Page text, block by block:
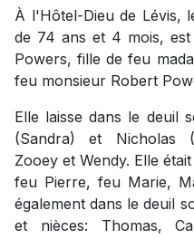
À l'Hôtel-Dieu de Lévis,
de 74 ans et 4 mois, est
Powers, fille de feu
feu monsieur Robert
Elle laisse dans le deuil
(Sandra) et Nicholas
Zooey et Wendy. Elle
feu Pierre, feu Marie,
également dans le deuil
et nièces: Thomas,